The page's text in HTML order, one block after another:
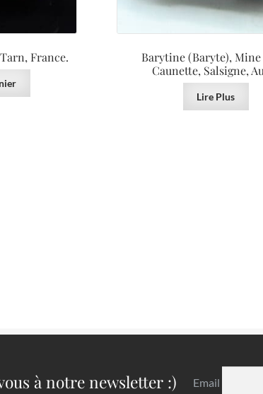
France.
Barytine (Baryte), Mine
Caunette, Salsigne,
Lire Plus
Var, France
Galène et Barytine,
Haute-Vienne,